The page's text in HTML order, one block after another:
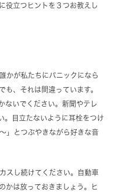
役立つヒントを３つお教えし
かが私たちにパニックになら
も、それは間違っています。
ないでください。新聞やテレ
。目立たないように耳栓をつけ
」とつぶやきながら好きな音
スし続けてください。自動車
かは放っておきましょう。ヒ